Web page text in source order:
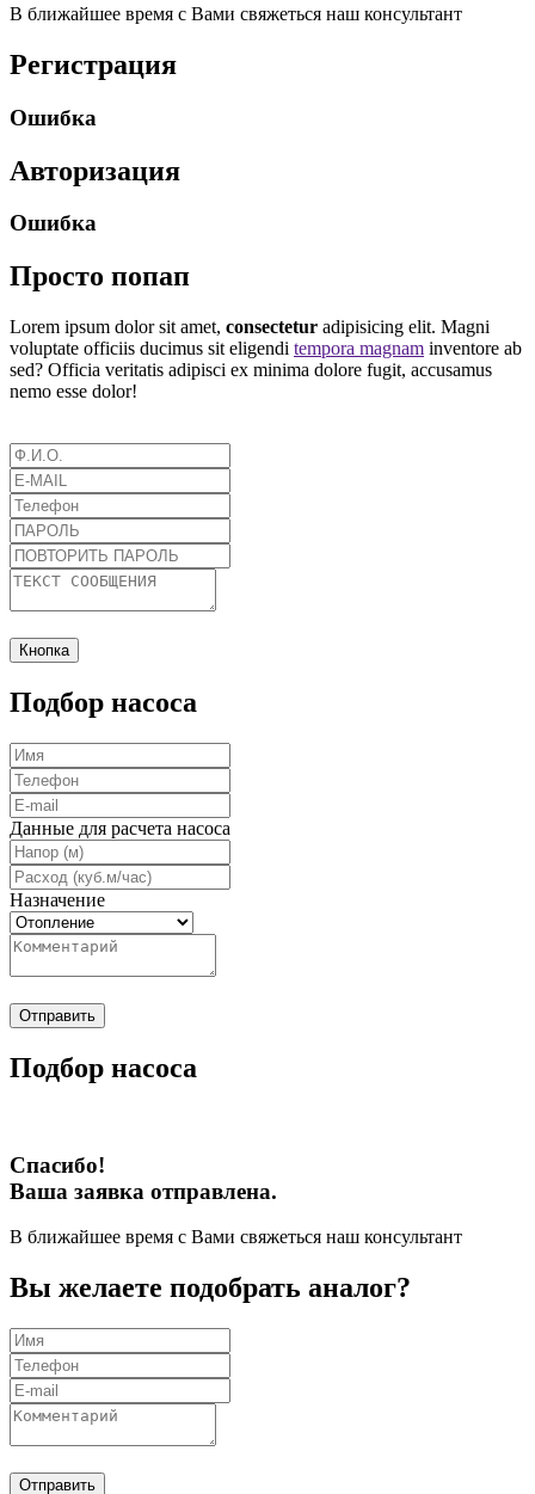
В ближайшее время с Вами свяжеться наш консультант
Регистрация
Ошибка
Авторизация
Ошибка
Просто попап
Lorem ipsum dolor sit amet, consectetur adipisicing elit. Magni
voluptate officiis ducimus sit eligendi tempora magnam inventore ab
sed? Officia veritatis adipisci ex minima dolore fugit, accusamus
nemo esse dolor!
Кнопка
Подбор насоса
Данные для расчета насоса
Назначение
Отправить
Подбор насоса
Спасибо!
Ваша заявка отправлена.
В ближайшее время с Вами свяжеться наш консультант
Вы желаете подобрать аналог?
Отправить